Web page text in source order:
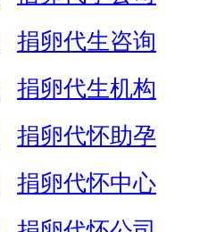
捐卵代生咨询
捐卵代生机构
捐卵代怀助孕
捐卵代怀中心